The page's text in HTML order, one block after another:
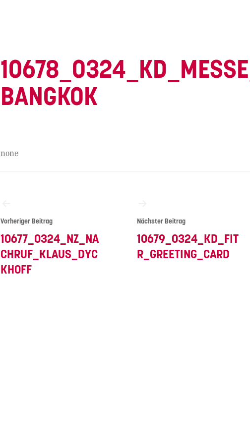
10678_0324_KD_MESSE_
BANGKOK
none
Vorheriger Beitrag
10677_0324_NZ_NA
CHRUF_KLAUS_DYC
KHOFF
Nächster Beitrag
10679_0324_KD_FIT
R_GREETING_CARD